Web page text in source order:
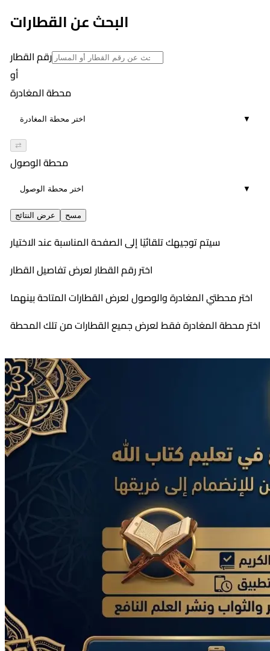
01:24
البحث عن القطارات
رقم القطار
أو
محطة المغادرة
▼
⇄
محطة الوصول
▼
عرض النتائج مسح
سيتم توجيهك تلقائيًا إلى الصفحة المناسبة عند الاختيار
اختر رقم القطار لعرض تفاصيل القطار
اختر محطتي المغادرة والوصول لعرض القطارات المتاحة بينهما
اختر محطة المغادرة فقط لعرض جميع القطارات من تلك المحطة